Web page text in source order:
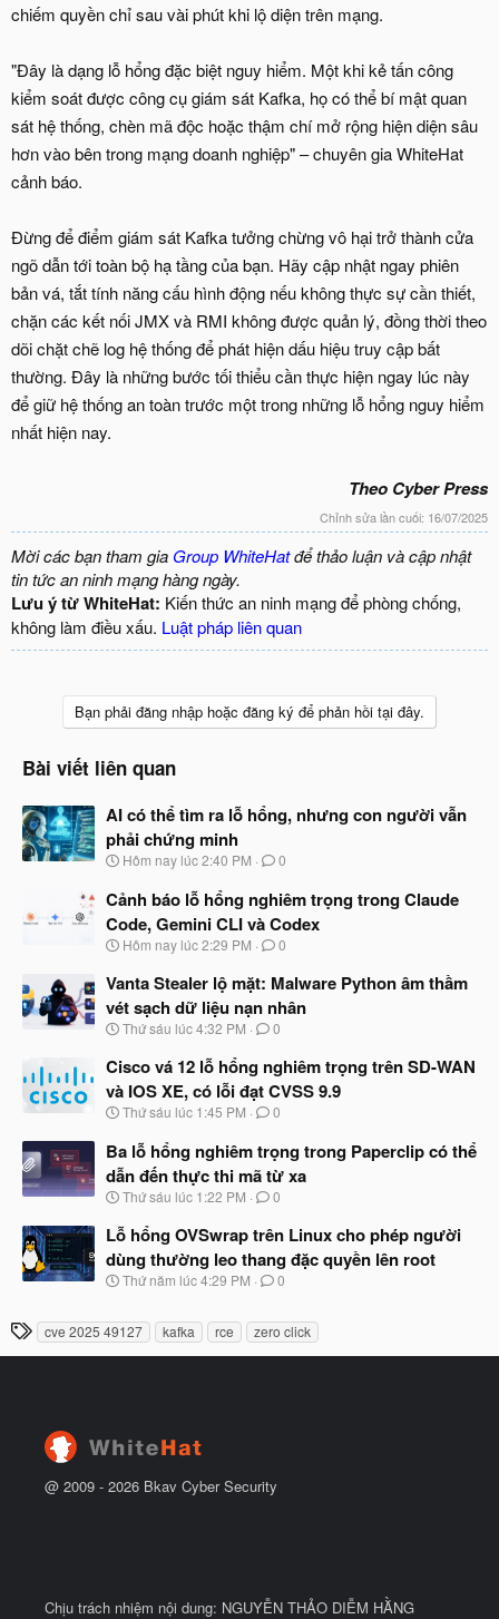
chiếm quyền chỉ sau vài phút khi lộ diện trên mạng.
"Đây là dạng lỗ hổng đặc biệt nguy hiểm. Một khi kẻ tấn công
kiểm soát được công cụ giám sát Kafka, họ có thể bí mật quan
sát hệ thống, chèn mã độc hoặc thậm chí mở rộng hiện diện sâu
hơn vào bên trong mạng doanh nghiệp" – chuyên gia WhiteHat
cảnh báo.
Đừng để điểm giám sát Kafka tưởng chừng vô hại trở thành cửa
ngõ dẫn tới toàn bộ hạ tầng của bạn. Hãy cập nhật ngay phiên
bản vá, tắt tính năng cấu hình động nếu không thực sự cần thiết,
chặn các kết nối JMX và RMI không được quản lý, đồng thời theo
dõi chặt chẽ log hệ thống để phát hiện dấu hiệu truy cập bất
thường. Đây là những bước tối thiểu cần thực hiện ngay lúc này
để giữ hệ thống an toàn trước một trong những lỗ hổng nguy hiểm
nhất hiện nay.
Theo Cyber Press
Chỉnh sửa lần cuối: 16/07/2025
Mời các bạn tham gia Group WhiteHatđể thảo luận và cập nhật
tin tức an ninh mạng hàng ngày.
Lưu ý từ WhiteHat: Kiến thức an ninh mạng để phòng chống,
không làm điều xấu. Luật pháp liên quan
Bạn phải đăng nhập hoặc đăng ký để phản hồi tại đây.
Bài viết liên quan
AI có thể tìm ra lỗ hổng, nhưng con người vẫn
phải chứng minh
N
à
y
b
ắ
đ
ầ
u
Hôm nay lúc 2:40 PM 0
Cảnh báo lỗ hổng nghiêm trọng trong Claude
Code, Gemini CLI và Codex
N
à
b
ắ
đ
ầ
u
Hôm nay lúc 2:29 PM 0
Vanta Stealer lộ mặt: Malware Python âm thầm
vét sạch dữ liệu nạn nhân
N
à
b
ắ
đ
ầ
u
Thứ sáu lúc 4:32 PM 0
Cisco vá 12 lỗ hổng nghiêm trọng trên SD-WAN
và IOS XE, có lỗi đạt CVSS 9.9
N
à
y
b
ắ
đ
ầ
u
Thứ sáu lúc 1:45 PM 0
Ba lỗ hổng nghiêm trọng trong Paperclip có thể
dẫn đến thực thi mã từ xa
N
à
b
ắ
đ
ầ
u
Thứ sáu lúc 1:22 PM 0
Lỗ hổng OVSwrap trên Linux cho phép người
dùng thường leo thang đặc quyền lên root
N
y
u
Thứ năm lúc 4:29 PM 0
T
h
cve 2025 49127 kafka rce zero click
@ 2009 - 2026 Bkav Cyber Security
Chịu trách nhiệm nội dung: NGUYỄN THẢO DIỄM HẰNG